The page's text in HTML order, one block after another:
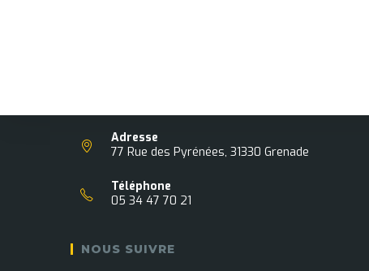
Adresse
77 Rue des Pyrénées, 31330 Grenade
Téléphone
05 34 47 70 21
NOUS SUIVRE